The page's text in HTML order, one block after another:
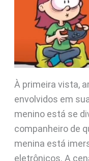
À primeira vista,
envolvidos em
menino está se
companheiro de
menina está
eletrônicos. A